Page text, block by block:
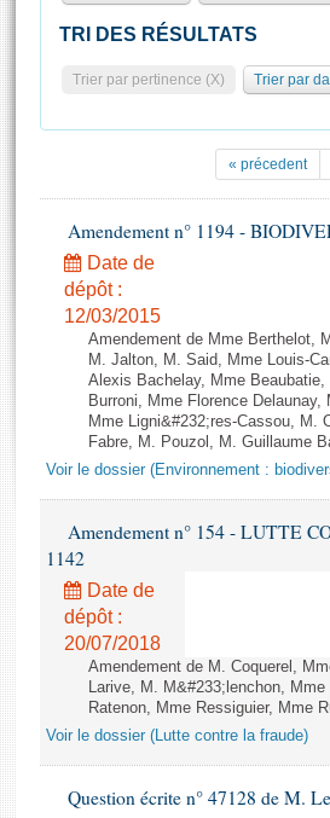
Pétitions
Projets de loi
Propositions de loi
Amendements
Textes adoptés
Rapports d'information
Rapports d'enquête
Rapports législatifs
Rapports sur l'application des lois
Dossiers législatifs
Budget et sécurité sociale
Questions écrites et orales
Comptes rendus des débats
Statistiques et chiffres clés
Documents de référence
( Constitution | Règlement de
Histoire
Juniors
Anciennes législatures
Liens vers les sites publics
Contacts et plan d'accès
Photos libres de droit
TRI DES RÉSULTATS
Trier par pertinence (X) Trier par
« précedent
Amendement n° 1194 -
Date de
dépôt :
12/03/2015
Amendement de Mme Berthelot,
M. Jalton, M. Said, Mme Louis-
Alexis Bachelay, Mme
Burroni, Mme Florence
Mme Ligni&#232;res-Cassou, M.
Fabre, M. Pouzol, M. Guillaume
Voir le dossier (Environnement :
Amendement n° 154 - LUTTE
1142
Date de
dépôt :
20/07/2018
Amendement de M. Coquerel,
Larive, M. M&#233;lenchon,
Ratenon, Mme Ressiguier, Mme
Voir le dossier (Lutte contre la fraude)
Question écrite n° 47128 de M.